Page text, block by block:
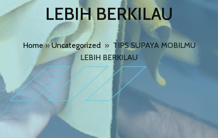
LEBIH BERKILAU
Home»Uncategorized » TIPS SUPAYA MOBILMU
LEBIH BERKILAU